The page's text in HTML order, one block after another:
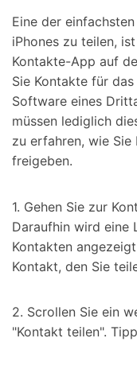
Eine der
iPhones zu teilen,
Kontakte-App auf
Sie Kontakte für
Software eines
müssen lediglich
zu erfahren, wie
freigeben.
1. Gehen Sie zur
Daraufhin wird eine
Kontakten
Kontakt, den Sie
2. Scrollen Sie ein
"Kontakt teilen".